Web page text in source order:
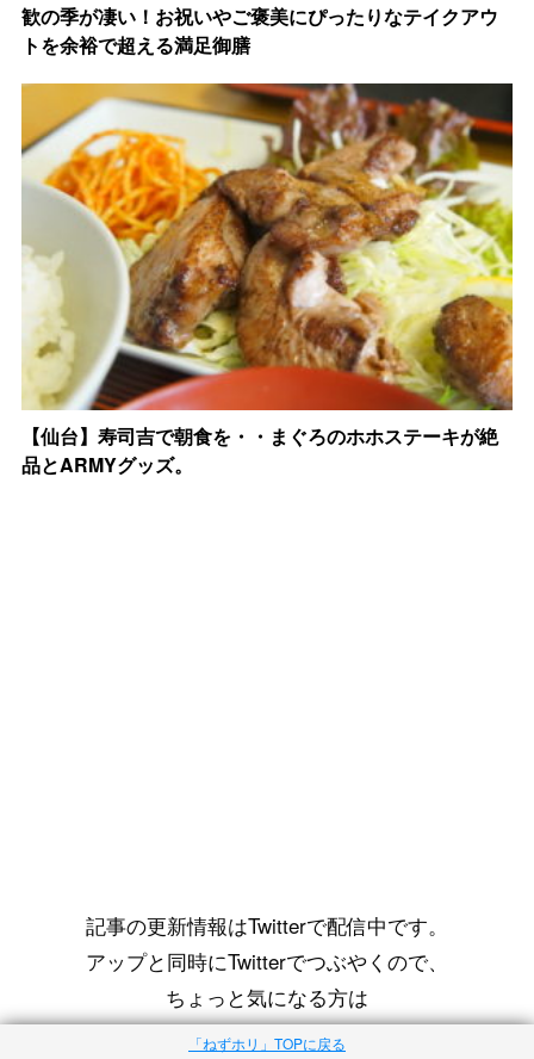
歓の季が凄い！お祝いやご褒美にぴったりなテイクアウ
トを余裕で超える満足御膳
【仙台】寿司吉で朝食を・・まぐろのホホステーキが絶
品とARMYグッズ。
記事の更新情報はTwitterで配信中です。
アップと同時にTwitterでつぶやくので、
ちょっと気になる方は
こちらも御覧ください(*´ｪ`*)
「ねずホリ」TOPに戻る